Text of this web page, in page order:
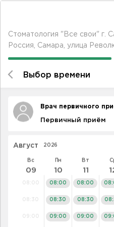
Адреса клиник
Видео-